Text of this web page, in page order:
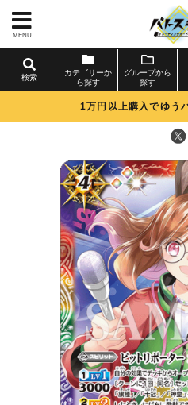
MENU
検索
カテゴリーか
ら探す
グループから
探す
1万円以上購入でゆう